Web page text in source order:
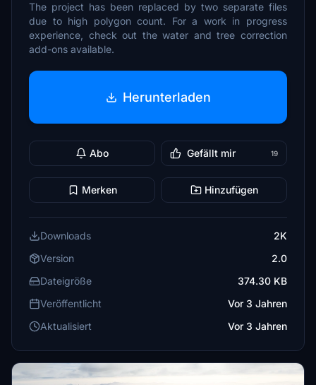
The project has been replaced by two separate files
due to high polygon count. For a work in progress
experience, check out the water and tree correction
add-ons available.
Herunterladen
Abo Gefällt mir 19
Merken Hinzufügen
Downloads
2K
Version
2.0
Dateigröße
374.30 KB
Veröffentlicht
Vor 3 Jahren
Aktualisiert
Vor 3 Jahren